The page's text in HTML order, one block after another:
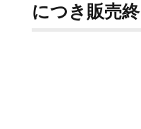
につき販売